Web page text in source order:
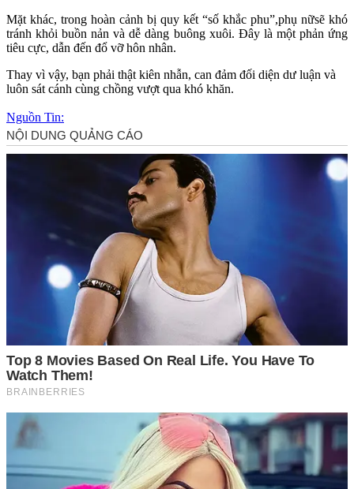
Mặt khác, trong hoàn cảnh bị quy kết “số khắc phu”,phụ nữsẽ khó
tránh khỏi buồn nản và dễ dàng buông xuôi. Đây là một phản ứng
tiêu cực, dẫn đến đổ vỡ hôn nhân.
Thay vì vậy, bạn phải thật kiên nhẫn, can đảm đối diện dư luận và
luôn sát cánh cùng chồng vượt qua khó khăn.
Nguồn Tin: